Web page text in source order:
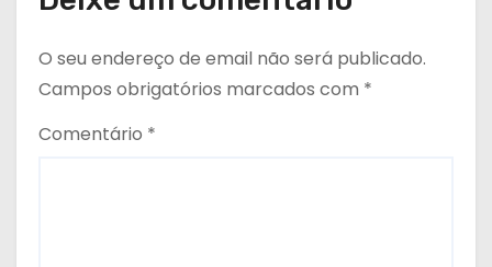
O seu endereço de email não será publicado.
Campos obrigatórios marcados com *
Comentário *